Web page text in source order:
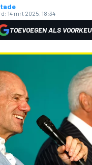
14 mrt 2025, 18:34
TOEVOEGEN ALS